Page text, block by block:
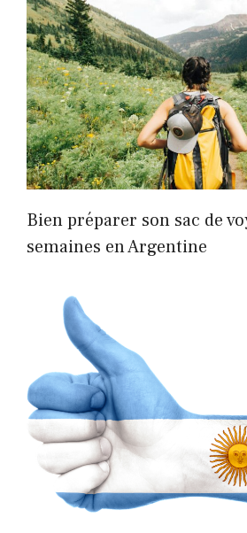
Bien préparer son sac de
semaines en Argentine